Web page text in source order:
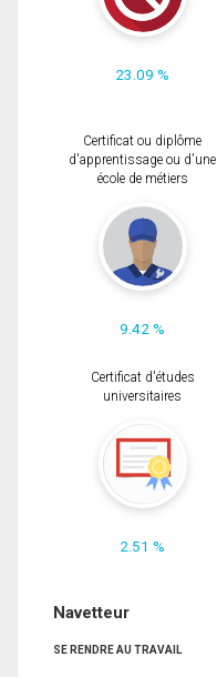
23.09 %
Certificat ou diplôme
d'apprentissage ou d'une
école de métiers
9.42 %
Certificat d'études
universitaires
2.51 %
Navetteur
SE RENDRE AU TRAVAIL